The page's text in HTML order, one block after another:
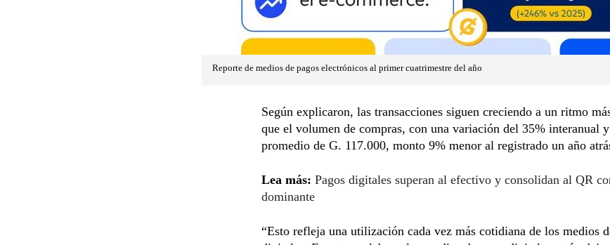
Reporte de medios de pagos electrónicos al primer cuatrimestre del año
Según explicaron, las transacciones siguen creciendo a un ritmo
que el volumen de compras, con una variación del 35% interanual
promedio de G. 117.000, monto 9% menor al registrado un año
Lea más: Pagos digitales superan al efectivo y consolidan al QR
dominante
“Esto refleja una utilización cada vez más cotidiana de los medios